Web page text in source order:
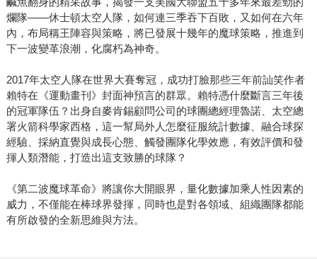
系統，整合上述提到的各種系統性資料，希望能夠幫助教練
與選手更有效率地進行更深入的分析與決策。 3. 《第二波
魔球革命》：當一個組織開始用不同方式思考 這本書記錄
最差的球隊之一，甚至連續幾年吞下百敗球季。但在決定徹
底重建之後，球隊做了一件很不尋常的事情：大量引進來自
不同領域的人才，包括工程師、數據分析師與商業顧問。
這些人並不是傳統棒球圈出身，但他們帶來的是另一種思考
方式：用數據與模型重新理解棒球，並重新設計整個球隊的
決策系統。從選秀、球員培養到交易策略，都開始嘗試用更
科學的方法去評估價值。雖然重建初期經歷了多年的低潮，
但這套系統最終幫助太空人在2017年拿下隊史第一座世界大
賽冠軍（雖然之後也爆發了偷暗號醜聞，太空人隊在2017至
爛隊――休士頓太空人隊，如何連三季吞下百敗，又如何在六年
內，布局稱王陣容與策略，將已發展十幾年的魔球策略，推進到
下一波變革浪潮，化腐朽為神奇。
2017年太空人隊在世界大賽奪冠，成功打臉那些三年前訕笑作者
賴特在《運動畫刊》封面神預言的群眾。賴特憑什麼斷言三年後
的冠軍隊伍？出身自麥肯錫顧問公司的球團總經理魯諾、太空總
署火箭科學家西格，這一幫局外人怎麼征服統計數據、融合球探
經驗、採納直覺與成長心態、觸發團隊化學效應，有效評價和發
揮人類潛能，打造出這支致勝的球隊？
《第二波魔球革命》將讓你大開眼界，量化數據加乘人性因素的
威力，不僅能在棒球界發揮，同時也是對各領域、組織團隊都能
有所啟發的全新思維與方法。